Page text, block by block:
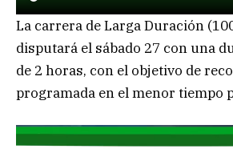
La carrera de Larga Duración
disputará el sábado 27 con una
de 2 horas, con el objetivo de
programada en el menor tiempo